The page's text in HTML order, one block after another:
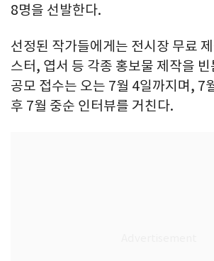
8명을 선발한다.
선정된 작가들에게는 전시장 무료
스터, 엽서 등 각종 홍보물 제작을
공모 접수는 오는 7월 4일까지며, 7
후 7월 중순 인터뷰를 거친다.